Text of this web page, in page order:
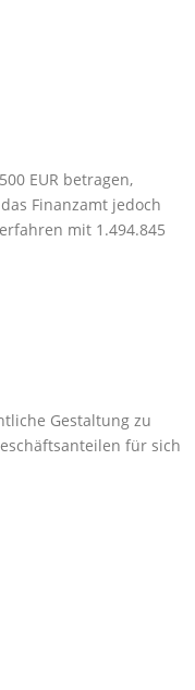
EUR betragen,
Finanzamt jedoch
mit 1.494.845
Gestaltung zu
für sich